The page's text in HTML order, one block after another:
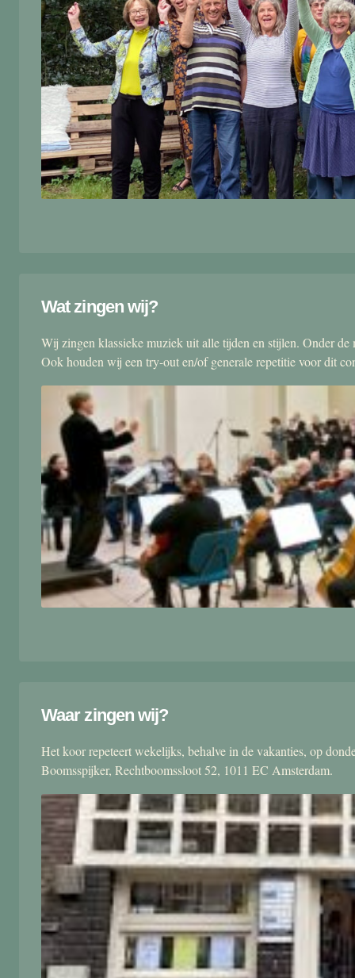
Wat zingen wij?
Wij zingen klassieke muziek uit alle tijden en stijlen. Onder
Ook houden wij een try-out en/of generale repetitie voor dit
Waar zingen wij?
Het koor repeteert wekelijks, behalve in de vakanties, op
Boomsspijker, Rechtboomssloot 52, 1011 EC Amsterdam.